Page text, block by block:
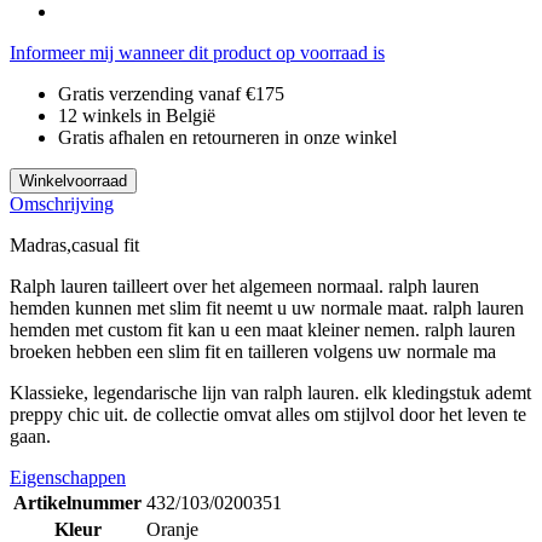
Informeer mij wanneer dit product op voorraad is
Gratis verzending vanaf €175
12 winkels in België
Gratis afhalen en retourneren in onze winkel
Winkelvoorraad
Omschrijving
Madras,casual fit
Ralph lauren tailleert over het algemeen normaal. ralph lauren
hemden kunnen met slim fit neemt u uw normale maat. ralph lauren
hemden met custom fit kan u een maat kleiner nemen. ralph lauren
broeken hebben een slim fit en tailleren volgens uw normale ma
Klassieke, legendarische lijn van ralph lauren. elk kledingstuk ademt
preppy chic uit. de collectie omvat alles om stijlvol door het leven te
gaan.
Eigenschappen
Artikelnummer 432/103/0200351
Kleur
Oranje